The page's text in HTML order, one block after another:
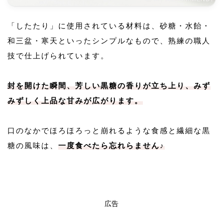
「したたり」に使用されている材料は、砂糖・水飴・
和三盆・寒天といったシンプルなもので、熟練の職人
技で仕上げられています。
封を開けた瞬間、芳しい黒糖の香りが立ち上り、みず
みずしく上品な甘みが広がります。
口のなかでほろほろっと崩れるような食感と繊細な黒
糖の風味は、 一度食べたら忘れらません♪
広告